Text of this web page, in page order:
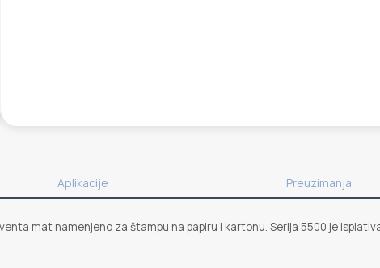
Preuzimanja
Aplikacije
mat namenjeno za štampu na papiru i kartonu. Serija 5500 je